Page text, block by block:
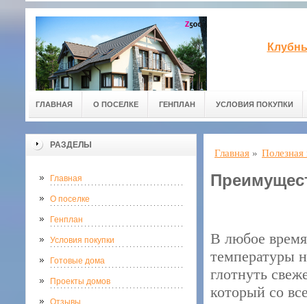
ГЛАВНАЯ О ПОСЕЛКЕ ГЕНПЛАН УСЛОВИЯ ПОКУПКИ
РАЗДЕЛЫ
Главная
О поселке
Генплан
Условия покупки
Готовые дома
Проекты домов
Отзывы
Главная »
В любое время
температуры
глотнуть
который со